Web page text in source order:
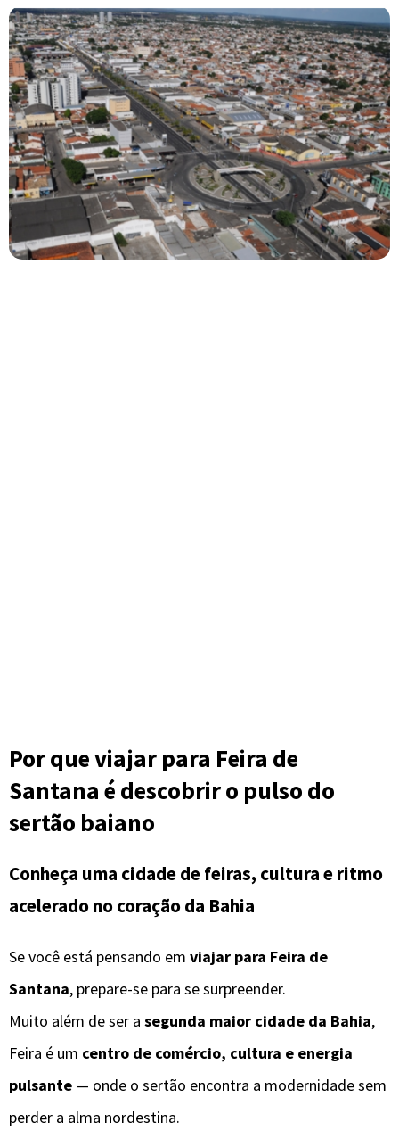
Por que viajar para Feira de
Santana é descobrir o pulso do
sertão baiano
Conheça uma cidade de feiras, cultura e ritmo
acelerado no coração da Bahia
Se você está pensando em viajar para Feira de
Santana, prepare-se para se surpreender.
Muito além de ser a segunda maior cidade da Bahia,
Feira é um centro de comércio, cultura e energia
pulsante — onde o sertão encontra a modernidade sem
perder a alma nordestina.